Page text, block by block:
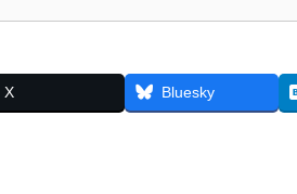
X Bluesky